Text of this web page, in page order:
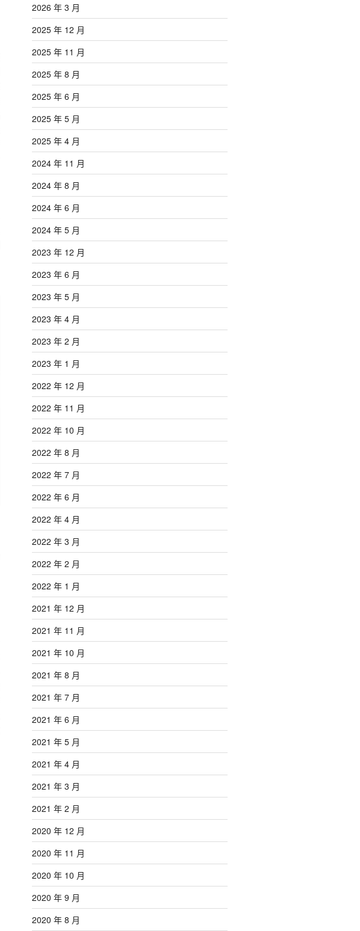
2026 年 3 月
2025 年 12 月
2025 年 11 月
2025 年 8 月
2025 年 6 月
2025 年 5 月
2025 年 4 月
2024 年 11 月
2024 年 8 月
2024 年 6 月
2024 年 5 月
2023 年 12 月
2023 年 6 月
2023 年 5 月
2023 年 4 月
2023 年 2 月
2023 年 1 月
2022 年 12 月
2022 年 11 月
2022 年 10 月
2022 年 8 月
2022 年 7 月
2022 年 6 月
2022 年 4 月
2022 年 3 月
2022 年 2 月
2022 年 1 月
2021 年 12 月
2021 年 11 月
2021 年 10 月
2021 年 8 月
2021 年 7 月
2021 年 6 月
2021 年 5 月
2021 年 4 月
2021 年 3 月
2021 年 2 月
2020 年 12 月
2020 年 11 月
2020 年 10 月
2020 年 9 月
2020 年 8 月